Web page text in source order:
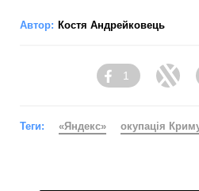
Автор: Костя Андрейковець
Facebook
1
Теги: «Яндекс» окупація